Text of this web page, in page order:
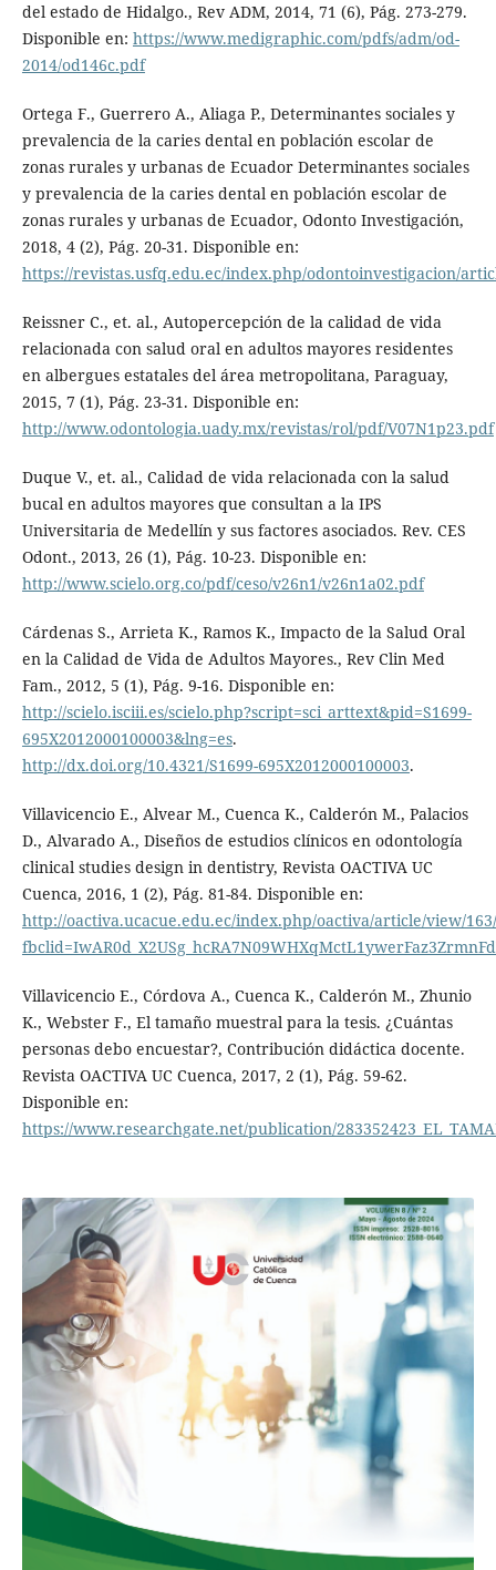
del estado de Hidalgo., Rev ADM, 2014, 71 (6), Pág. 273-279.
Disponible en: https://www.medigraphic.com/pdfs/adm/od-
2014/od146c.pdf
Ortega F., Guerrero A., Aliaga P., Determinantes sociales y
prevalencia de la caries dental en población escolar de
zonas rurales y urbanas de Ecuador Determinantes sociales
y prevalencia de la caries dental en población escolar de
zonas rurales y urbanas de Ecuador, Odonto Investigación,
2018, 4 (2), Pág. 20-31. Disponible en:
https://revistas.usfq.edu.ec/index.php/odontoinvestigacion/
Reissner C., et. al., Autopercepción de la calidad de vida
relacionada con salud oral en adultos mayores residentes
en albergues estatales del área metropolitana, Paraguay,
2015, 7 (1), Pág. 23-31. Disponible en:
http://www.odontologia.uady.mx/revistas/rol/pdf/V07N1p23.pdf
Duque V., et. al., Calidad de vida relacionada con la salud
bucal en adultos mayores que consultan a la IPS
Universitaria de Medellín y sus factores asociados. Rev. CES
Odont., 2013, 26 (1), Pág. 10-23. Disponible en:
http://www.scielo.org.co/pdf/ceso/v26n1/v26n1a02.pdf
Cárdenas S., Arrieta K., Ramos K., Impacto de la Salud Oral
en la Calidad de Vida de Adultos Mayores., Rev Clin Med
Fam., 2012, 5 (1), Pág. 9-16. Disponible en:
http://scielo.isciii.es/scielo.php?script=sci_arttext&pid=S1699-
695X2012000100003&lng=es.
http://dx.doi.org/10.4321/S1699-695X2012000100003.
Villavicencio E., Alvear M., Cuenca K., Calderón M., Palacios
D., Alvarado A., Diseños de estudios clínicos en odontología
clinical studies design in dentistry, Revista OACTIVA UC
Cuenca, 2016, 1 (2), Pág. 81-84. Disponible en:
http://oactiva.ucacue.edu.ec/index.php/oactiva/article/view/
Villavicencio E., Córdova A., Cuenca K., Calderón M., Zhunio
K., Webster F., El tamaño muestral para la tesis. ¿Cuántas
personas debo encuestar?, Contribución didáctica docente.
Revista OACTIVA UC Cuenca, 2017, 2 (1), Pág. 59-62.
Disponible en:
https://www.researchgate.net/publication/